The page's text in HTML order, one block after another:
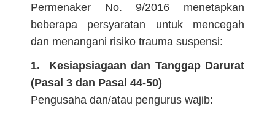
Permenaker No. 9/2016 menetapkan
beberapa persyaratan untuk mencegah
dan menangani risiko trauma suspensi:
1. Kesiapsiagaan dan Tanggap Darurat
(Pasal 3 dan Pasal 44-50)
Pengusaha dan/atau pengurus wajib: